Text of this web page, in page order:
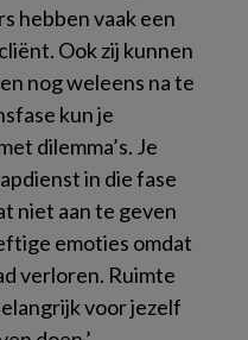
hebben vaak een
Ook zij kunnen
nog weleens na te
kun je
dilemma’s. Je
in die fase
niet aan te geven
emoties omdat
verloren. Ruimte
voor jezelf